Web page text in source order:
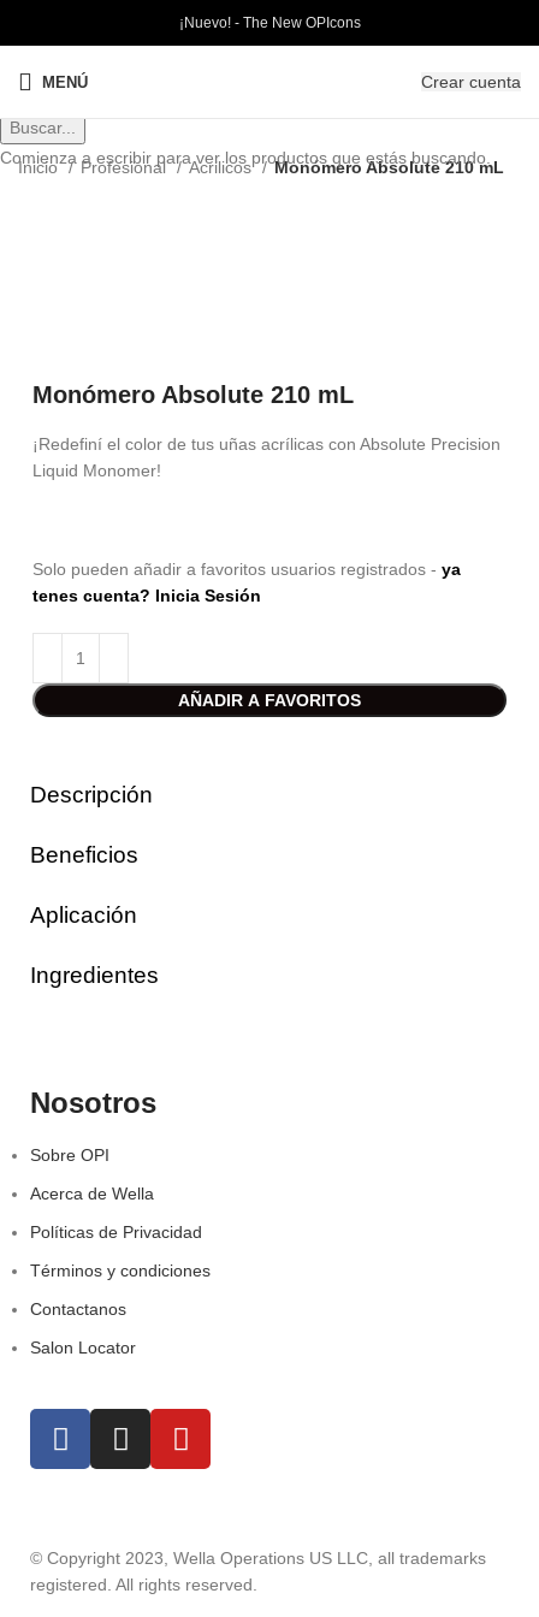
¡Nuevo! - The New OPIcons
MENÚ Crear cuenta
Inicio Profesional Acrilicos Monómero Absolute 210 mL
Monómero Absolute 210 mL
¡Redefiní el color de tus uñas acrílicas con Absolute Precision
Liquid Monomer!
Solo pueden añadir a favoritos usuarios registrados - ya
tenes cuenta? Inicia Sesión
AÑADIR A FAVORITOS
Descripción
Beneficios
Aplicación
Ingredientes
Nosotros
Sobre OPI
Acerca de Wella
Políticas de Privacidad
Términos y condiciones
Contactanos
Salon Locator
© Copyright 2023, Wella Operations US LLC, all trademarks
registered. All rights reserved.
Buscar...
Comienza a escribir para ver los productos que estás buscando.